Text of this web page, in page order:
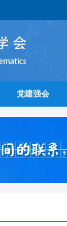
党建强会